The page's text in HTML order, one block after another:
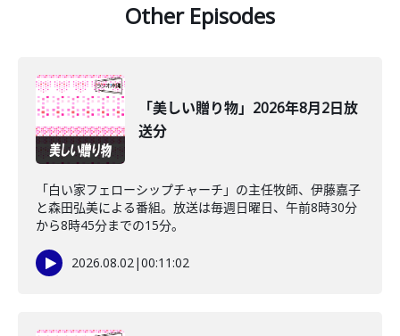
Other Episodes
「美しい贈り物」2026年8月2日放
送分
「白い家フェローシップチャーチ」の主任牧師、伊藤嘉子
と森田弘美による番組。放送は毎週日曜日、午前8時30分
から8時45分までの15分。
2026.08.02|00:11:02